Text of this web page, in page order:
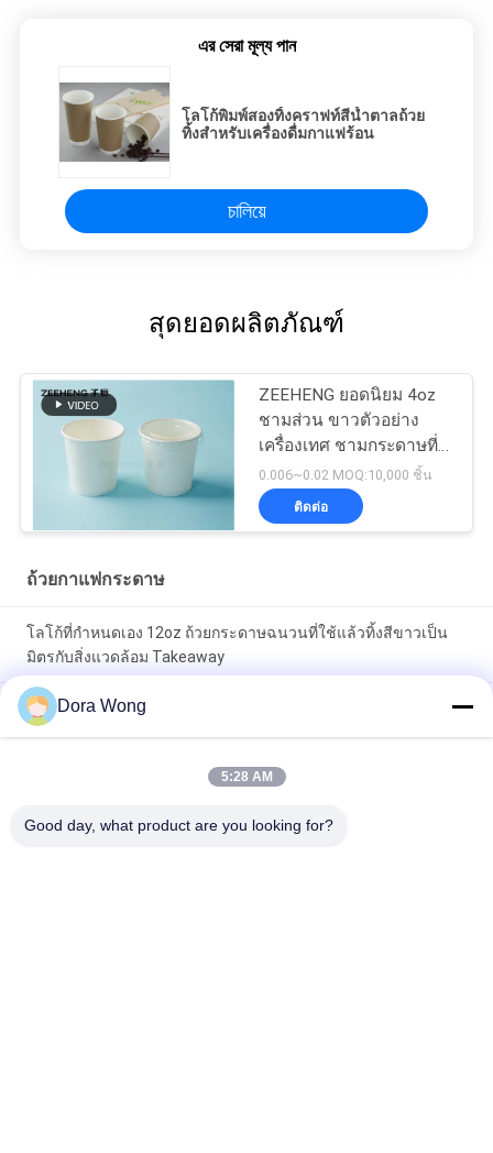
এর সেরা মূল্য পান
โลโก้พิมพ์สองทิ้งคราฟท์สีน้ำตาลถ้วย
ทิ้งสำหรับเครื่องดื่มกาแฟร้อน
চালিয়ে
สุดยอดผลิตภัณฑ์
ZEEHENG ยอดนิยม 4oz
ชามส่วน ขาวตัวอย่าง
เครื่องเทศ ชามกระดาษที่มี
ฝา
0.006~0.02 MOQ:10,000 ชิ้น
ติดต่อ
ถ้วยกาแฟกระดาษ
โลโก้ที่กำหนดเอง 12oz ถ้วยกระดาษฉนวนที่ใช้แล้วทิ้งสีขาวเป็น
มิตรกับสิ่งแวดล้อม Takeaway
ถ้วยกระดาษที่ใช้แล้วทิ้งระลอกคลื่นสำหรับคาเฟ่ / ร้านน้ำชา / บาร์
ถ้วยกาแฟกระดาษสีดำ 8oz 12oz 16oz, ถ้วยกระดาษรีไซเคิลลูกฟูก
Dora Wong
5:28 AM
Good day, what product are you looking for?